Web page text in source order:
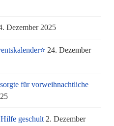
Dezember 2025
24. Dezember
für vorweihnachtliche
geschult 2. Dezember